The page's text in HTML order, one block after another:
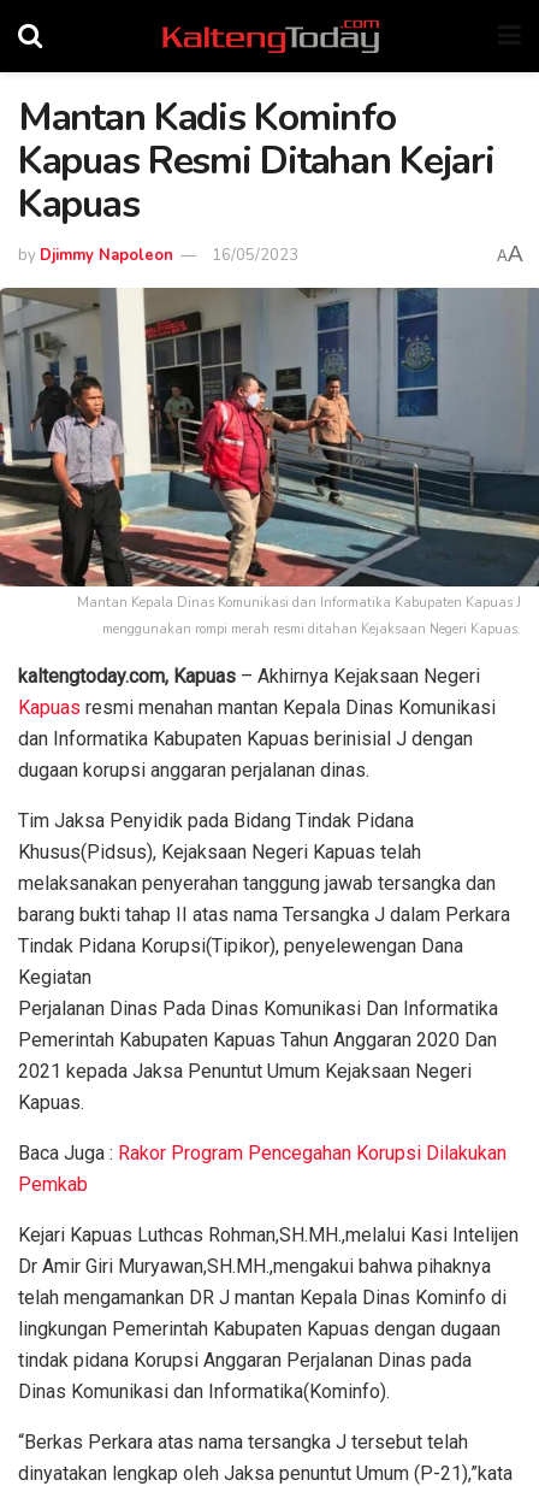
Mantan Kadis Kominfo
Kapuas Resmi Ditahan Kejari
Kapuas
by Djimmy Napoleon 16/05/2023 AA
Mantan Kepala Dinas Komunikasi dan Informatika Kabupaten Kapuas J
menggunakan rompi merah resmi ditahan Kejaksaan Negeri Kapuas.
kaltengtoday.com, Kapuas – Akhirnya Kejaksaan Negeri
Kapuas resmi menahan mantan Kepala Dinas Komunikasi
dan Informatika Kabupaten Kapuas berinisial J dengan
dugaan korupsi anggaran perjalanan dinas.
Tim Jaksa Penyidik pada Bidang Tindak Pidana
Khusus(Pidsus), Kejaksaan Negeri Kapuas telah
melaksanakan penyerahan tanggung jawab tersangka dan
barang bukti tahap II atas nama Tersangka J dalam Perkara
Tindak Pidana Korupsi(Tipikor), penyelewengan Dana
Kegiatan
Perjalanan Dinas Pada Dinas Komunikasi Dan Informatika
Pemerintah Kabupaten Kapuas Tahun Anggaran 2020 Dan
2021 kepada Jaksa Penuntut Umum Kejaksaan Negeri
Kapuas.
Baca Juga : Rakor Program Pencegahan Korupsi Dilakukan
Pemkab
Kejari Kapuas Luthcas Rohman,SH.MH.,melalui Kasi Intelijen
Dr Amir Giri Muryawan,SH.MH.,mengakui bahwa pihaknya
telah mengamankan DR J mantan Kepala Dinas Kominfo di
lingkungan Pemerintah Kabupaten Kapuas dengan dugaan
tindak pidana Korupsi Anggaran Perjalanan Dinas pada
Dinas Komunikasi dan Informatika(Kominfo).
“Berkas Perkara atas nama tersangka J tersebut telah
dinyatakan lengkap oleh Jaksa penuntut Umum (P-21),”kata